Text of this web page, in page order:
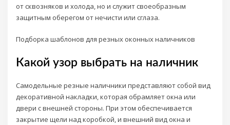
от сквозняков и холода, но и служит своеобразным
защитным оберегом от нечисти или сглаза.
Подборка шаблонов для резных оконных наличников
Какой узор выбрать на наличник
Самодельные резные наличники представляют собой вид
декоративной накладки, которая обрамляет окна или
двери с внешней стороны. При этом обеспечивается
закрытие щели над коробкой, и внешний вид окна и